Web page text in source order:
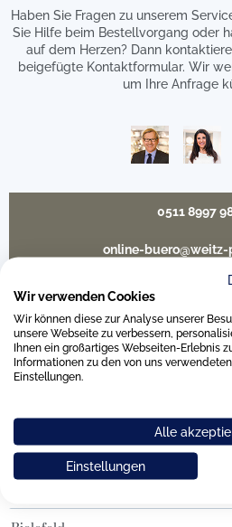
Haben Sie Fragen zu unserem
Sie Hilfe beim Bestellvorgang oder
auf dem Herzen? Dann
beigefügte Kontaktformular. Wir
um Ihre Anfrage
0511 8997
online-buero@weitz-
Unsere
Hamburg am Neuen Wall
Hamburg AEZ
Wir verwenden Cookies
Wir können diese zur Analyse unserer
unsere Webseite zu verbessern,
Ihnen ein großartiges Webseiten-Erlebnis
Informationen zu den von uns
Einstellungen.
Alle
Einstellungen